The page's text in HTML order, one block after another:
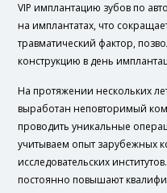
VIP имплантацию зубов по
на имплантатах, что
травматический фактор,
конструкцию в день
На протяжении нескольких
выработан неповторимый
проводить уникальные
учитываем опыт зарубежных
исследовательских
постоянно повышают